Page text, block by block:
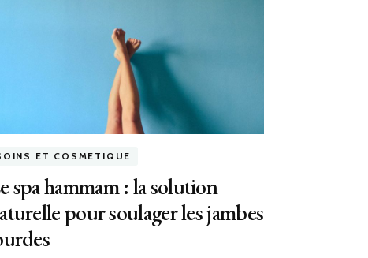
ET COSMETIQUE
spa hammam : la solution
pour soulager les jambes